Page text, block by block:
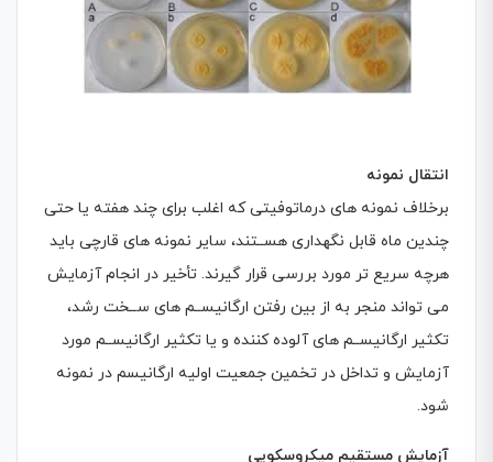
انتقال نمونه
برخلاف نمونه های درماتوفیتی كه اغلب برای چند هفته یا حتی
چندین ماه قابل نگهداری هســتند، سایر نمونه های قارچی باید
هرچه سریع تر مورد بررسی قرار گیرند. تأخیر در انجام آزمایش
می تواند منجر به از بین رفتن ارگانیســم های ســخت رشد،
تکثیر ارگانیســم های آلوده كننده و یا تکثیر ارگانیســم مورد
آزمایش و تداخل در تخمین جمعیت اولیه ارگانیسم در نمونه
شود.
آزمایش مستقیم میکروسکوپی